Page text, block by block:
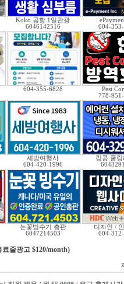
Koko 공항.1일관광
6046142516
604-
604-355-6828
Pest
778-
세방여행사
604-420-1996
킹콩 쿨
눈꽃빙수기 총판
6047214503
디자인 /
604-
줄광고 $120/month)